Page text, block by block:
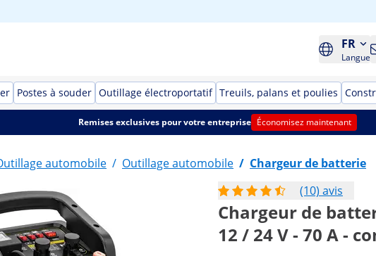
FR
Langue
Postes à souder Outillage électroportatif Treuils, palans et poulies
Remises exclusives pour votre entreprise Économisez maintenant
automobile / Outillage automobile / Chargeur de batterie
(10) avis
Chargeur de
12 / 24 V - 70 A -